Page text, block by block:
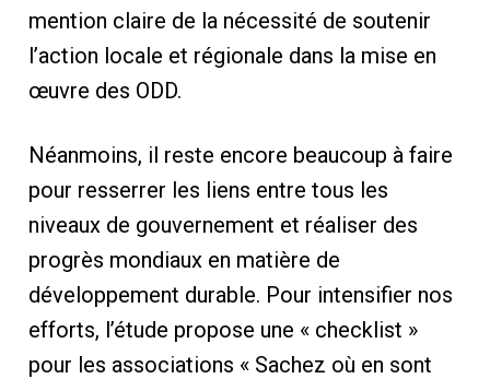
mention claire de la nécessité de soutenir
l’action locale et régionale dans la mise en
œuvre des ODD.
Néanmoins, il reste encore beaucoup à faire
pour resserrer les liens entre tous les
niveaux de gouvernement et réaliser des
progrès mondiaux en matière de
développement durable. Pour intensifier nos
efforts, l’étude propose une « checklist »
pour les associations « Sachez où en sont